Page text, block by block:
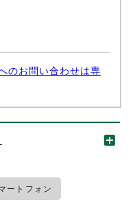
のお問い合わせは専
ートフォン